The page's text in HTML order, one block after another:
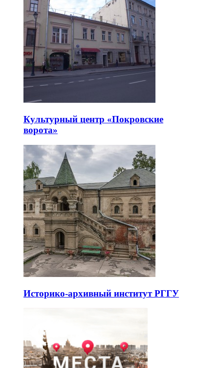
Культурный центр «Покровские
ворота»
Историко-архивный институт РГГУ